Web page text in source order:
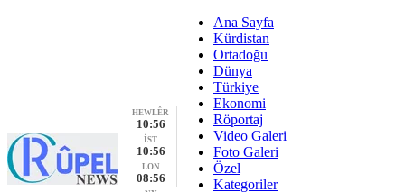
HEWLÊR
10:56
İST
10:56
LON
08:56
Ana Sayfa
Kürdistan
Ortadoğu
Dünya
Türkiye
Ekonomi
Röportaj
Video Galeri
Foto Galeri
Özel
Kategoriler